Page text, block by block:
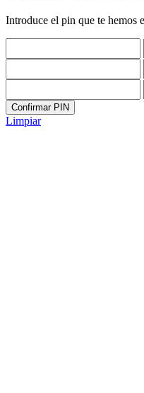
Introduce el pin que te hemos
Confirmar PIN
Limpiar